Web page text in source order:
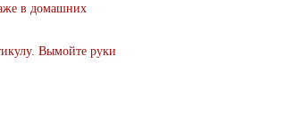
в домашних
Вымойте руки